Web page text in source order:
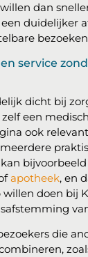
dan
duidelijker
service
dicht bij
een
ook
apotheek, en
doen bij
die